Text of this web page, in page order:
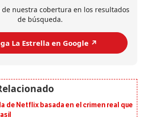
de nuestra cobertura en los resultados
de búsqueda.
La Estrella en Google ↗️
de Netflix basada en el crimen real que